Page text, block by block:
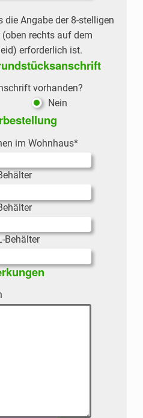
die Angabe der 8-stelligen
rechts auf dem
erforderlich ist.
vorhanden?
Nein
im Wohnhaus*
Behälter